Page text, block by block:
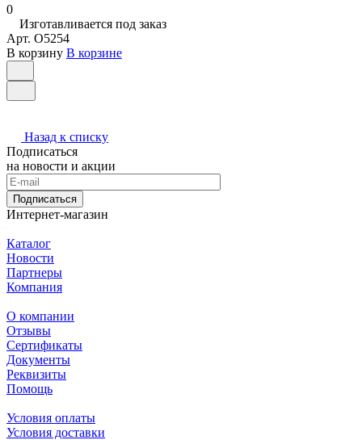
0
Изготавливается под заказ
Арт. O5254
В корзину В корзине
Назад к списку
Подписаться
на новости и акции
Подписаться
Интернет-магазин
Каталог
Новости
Партнеры
Компания
О компании
Отзывы
Сертификаты
Документы
Реквизиты
Помощь
Условия оплаты
Условия доставки